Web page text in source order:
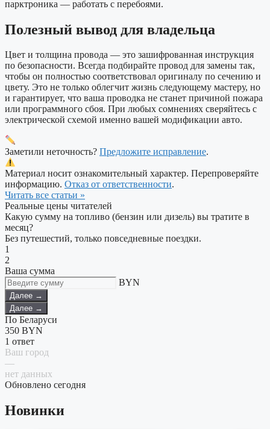
парктроника — работать с перебоями.
Полезный вывод для владельца
Цвет и толщина провода — это зашифрованная инструкция
по безопасности. Всегда подбирайте провод для замены так,
чтобы он полностью соответствовал оригиналу по сечению и
цвету. Это не только облегчит жизнь следующему мастеру, но
и гарантирует, что ваша проводка не станет причиной пожара
или программного сбоя. При любых сомнениях сверяйтесь с
электрической схемой именно вашей модификации авто.
Заметили неточность? Предложите исправление.
Материал носит ознакомительный характер. Перепроверяйте
информацию. Отказ от ответственности.
Читать все статьи »
Реальные цены читателей
Какую сумму на топливо (бензин или дизель) вы тратите в
месяц?
Без путешестий, только повседневные поездки.
1
2
Ваша сумма
BYN
Далее →
Далее →
По Беларуси
350 BYN
1 ответ
Ваш город
—
нет данных
Обновлено сегодня
Новинки